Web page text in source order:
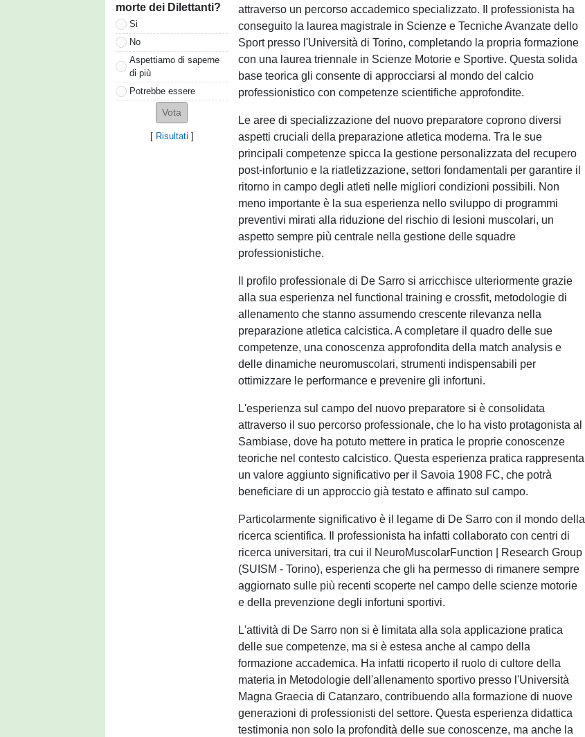
morte dei Dilettanti?
Si
No
Aspettiamo di saperne
di più
Potrebbe essere
[ Risultati ]
attraverso un percorso accademico specializzato. Il professionista ha
conseguito la laurea magistrale in Scienze e Tecniche Avanzate dello
Sport presso l'Università di Torino, completando la propria formazione
con una laurea triennale in Scienze Motorie e Sportive. Questa solida
base teorica gli consente di approcciarsi al mondo del calcio
professionistico con competenze scientifiche approfondite.
Le aree di specializzazione del nuovo preparatore coprono diversi
aspetti cruciali della preparazione atletica moderna. Tra le sue
principali competenze spicca la gestione personalizzata del recupero
post-infortunio e la riatletizzazione, settori fondamentali per garantire il
ritorno in campo degli atleti nelle migliori condizioni possibili. Non
meno importante è la sua esperienza nello sviluppo di programmi
preventivi mirati alla riduzione del rischio di lesioni muscolari, un
aspetto sempre più centrale nella gestione delle squadre
professionistiche.
Il profilo professionale di De Sarro si arricchisce ulteriormente grazie
alla sua esperienza nel functional training e crossfit, metodologie di
allenamento che stanno assumendo crescente rilevanza nella
preparazione atletica calcistica. A completare il quadro delle sue
competenze, una conoscenza approfondita della match analysis e
delle dinamiche neuromuscolari, strumenti indispensabili per
ottimizzare le performance e prevenire gli infortuni.
L'esperienza sul campo del nuovo preparatore si è consolidata
attraverso il suo percorso professionale, che lo ha visto protagonista al
Sambiase, dove ha potuto mettere in pratica le proprie conoscenze
teoriche nel contesto calcistico. Questa esperienza pratica rappresenta
un valore aggiunto significativo per il Savoia 1908 FC, che potrà
beneficiare di un approccio già testato e affinato sul campo.
Particolarmente significativo è il legame di De Sarro con il mondo della
ricerca scientifica. Il professionista ha infatti collaborato con centri di
ricerca universitari, tra cui il NeuroMuscolarFunction | Research Group
(SUISM - Torino), esperienza che gli ha permesso di rimanere sempre
aggiornato sulle più recenti scoperte nel campo delle scienze motorie
e della prevenzione degli infortuni sportivi.
L'attività di De Sarro non si è limitata alla sola applicazione pratica
delle sue competenze, ma si è estesa anche al campo della
formazione accademica. Ha infatti ricoperto il ruolo di cultore della
materia in Metodologie dell'allenamento sportivo presso l'Università
Magna Graecia di Catanzaro, contribuendo alla formazione di nuove
generazioni di professionisti del settore. Questa esperienza didattica
testimonia non solo la profondità delle sue conoscenze, ma anche la